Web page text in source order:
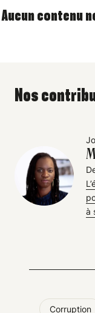
Aucun contenu
Nos
à
Corruption